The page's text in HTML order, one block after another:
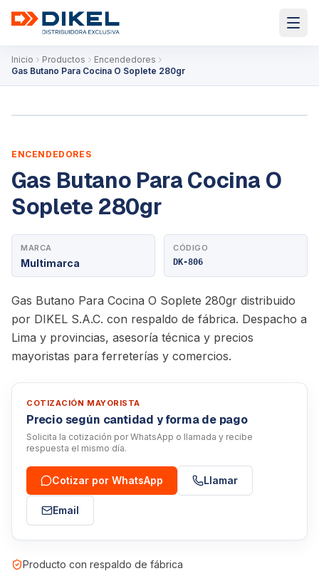
Inicio Productos
Encendedores
Gas Butano Para Cocina O Soplete 280gr
ENCENDEDORES
Gas Butano Para Cocina O
Soplete 280gr
MARCA
Multimarca
CÓDIGO
DK-806
Gas Butano Para Cocina O Soplete 280gr distribuido
por DIKEL S.A.C. con respaldo de fábrica. Despacho a
Lima y provincias, asesoría técnica y precios
mayoristas para ferreterías y comercios.
COTIZACIÓN MAYORISTA
Precio según cantidad y forma de pago
Solicita la cotización por WhatsApp o llamada y recibe
respuesta el mismo día.
Cotizar por WhatsApp Llamar
Email
Producto con respaldo de fábrica